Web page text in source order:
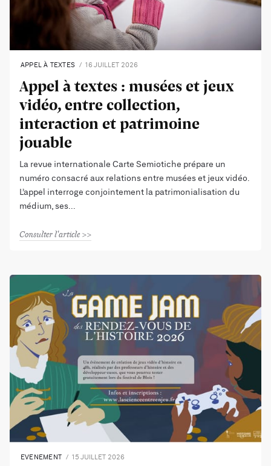
APPEL À TEXTES 16 JUILLET 2026
Appel à textes : musées et jeux
vidéo, entre collection,
interaction et patrimoine
jouable
La revue internationale Carte Semiotiche prépare un
numéro consacré aux relations entre musées et jeux vidéo.
L’appel interroge conjointement la patrimonialisation du
médium, ses
Consulter l'article
EVENEMENT 15 JUILLET 2026